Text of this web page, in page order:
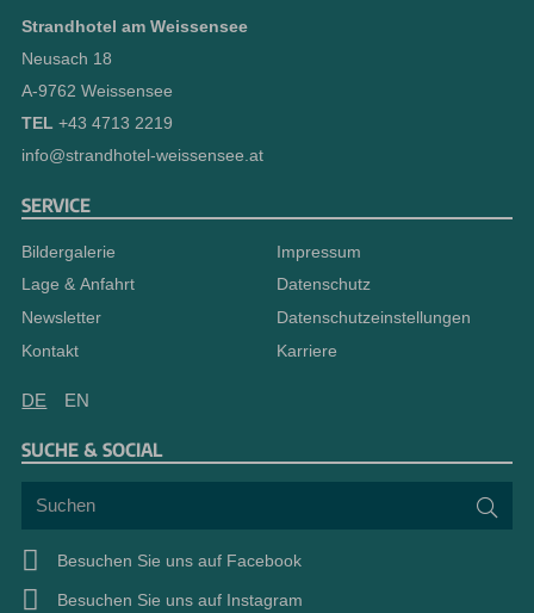
Strandhotel am Weissensee
Neusach 18
A-9762 Weissensee
TEL +43 4713 2219
info@strandhotel-weissensee.at
SERVICE
Bildergalerie
Lage & Anfahrt
Newsletter
Kontakt
Impressum
Datenschutz
Datenschutzeinstellungen
Karriere
DE EN
SUCHE & SOCIAL
Suchen
Besuchen Sie uns auf Facebook
Besuchen Sie uns auf Instagram